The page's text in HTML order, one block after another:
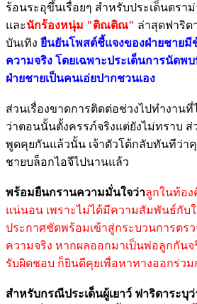
ร้อนระอุขึ้นเรื่อยๆ สำหรับประเด็นดราม่
และนักร้องหนุ่ม "ติณติณ" ล่าสุดฟาริด
บันเทิง ยืนยันโพสต์ชี้แจงของฝ่ายชายมี
ความจริง โดยเฉพาะประเด็นการนัดพ
ฝ่ายชายเป็นคนเอ่ยปากชวนเอง
ส่วนเรื่องขาดการติดต่อช่วงไปทำงาน
ว่าตอนนั้นตั้งครรภ์จริงแต่ยังไม่ทราบ
พูดคุยกันแล้วนั้น เจ้าตัวโต้กลับทันทีว่าคุ
ชายบล็อกไอจีไปนานแล้ว
พร้อมยืนกรานความมั่นใจว่าลูกในท้อง
แน่นอน เพราะไม่ได้มีความสัมพันธ์กับ
ประกาศชัดพร้อมเข้าสู่กระบวนการตร
ความจริง หากผลออกมาเป็นพ่อลูกกันจ
รับผิดชอบ ก็ยินดีคุยเพื่อหาทางออกร่ว
สำหรับกรณีประเด็นผู้เยาว์ ฟาริดาระบุว่